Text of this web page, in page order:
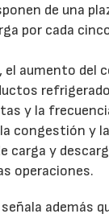
de una
por cada
el aumento del
y la
congestión y
carga y
operaciones.
además